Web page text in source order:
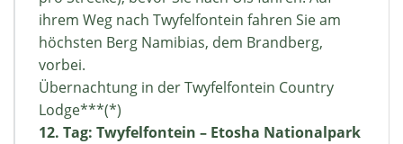
ihrem Weg nach Twyfelfontein fahren Sie am
höchsten Berg Namibias, dem Brandberg,
vorbei.
Übernachtung in der Twyfelfontein Country
Lodge***(*)
12. Tag: Twyfelfontein – Etosha Nationalpark